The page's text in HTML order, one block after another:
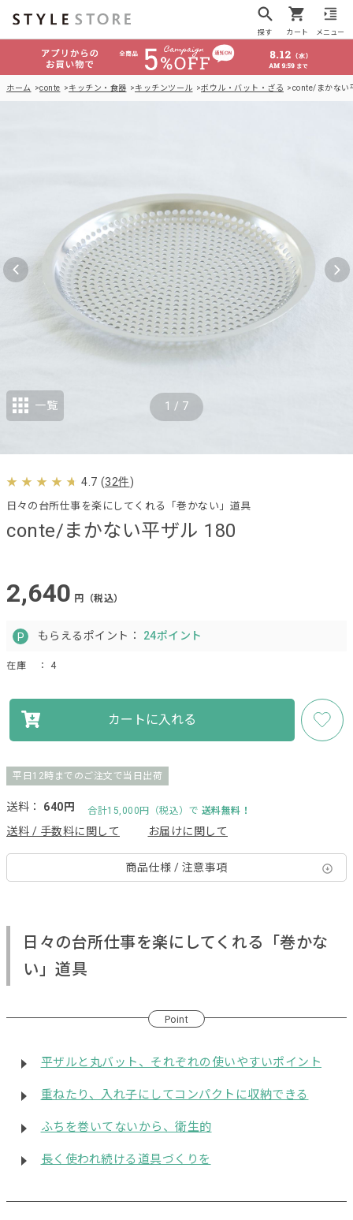
探す カート メニュー
ホーム conte キッチン・食器 キッチンツール ボウル・バット・ざる conte/まかない
conte/まかない平ザル 180
日々の台所仕事を楽にしてくれる「巻かない」道具
4.7 (32件)
2,640 円（税込）
もらえるポイント： 24ポイント
在庫 ： 4
カートに入れる
平日12時までのご注文で当日出荷
送料： 640円 合計15,000円（税込）で 送料無料！
送料 / 手数料に関して お届けに関して
商品仕様 / 注意事項
1 / 7
一覧
日々の台所仕事を楽にしてくれる「巻かな
い」道具
Point
平ザルと丸バット、それぞれの使いやすいポイント
重ねたり、入れ子にしてコンパクトに収納できる
ふちを巻いてないから、衛生的
長く使われ続ける道具づくりを